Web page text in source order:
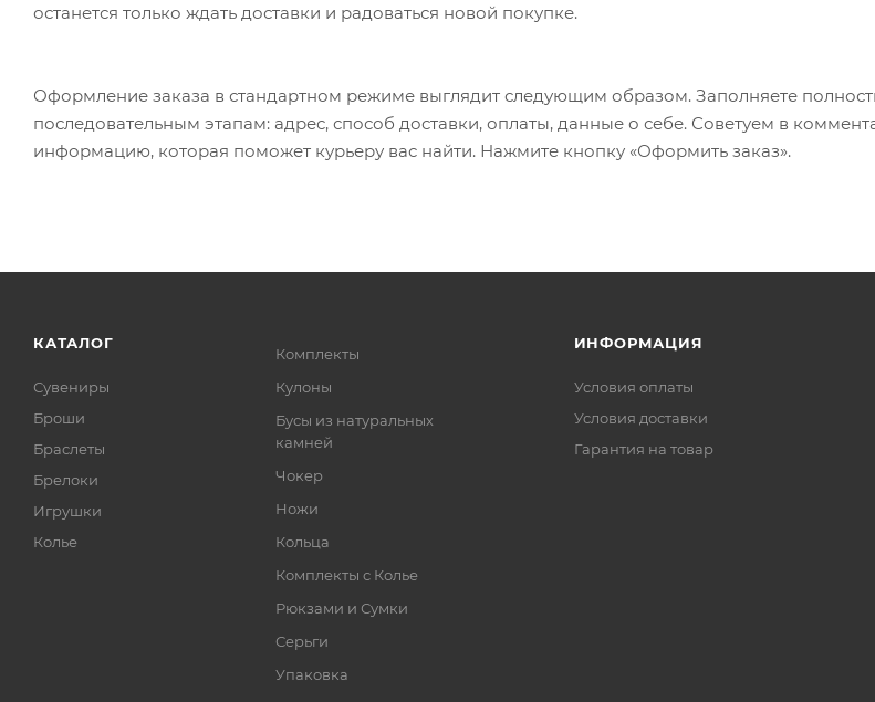
останется только ждать доставки и радоваться новой покупке.
Оформление заказа в стандартном режиме выглядит следующим образом. Заполняете
последовательным этапам: адрес, способ доставки, оплаты, данные о себе. Советуем в
информацию, которая поможет курьеру вас найти. Нажмите кнопку «Оформить заказ».
КАТАЛОГ
Сувениры
Броши
Браслеты
Брелоки
Игрушки
Колье
Комплекты
Кулоны
Бусы из натуральных
камней
Чокер
Ножи
Кольца
Комплекты с Колье
Рюкзами и Сумки
Серьги
Упаковка
ИНФОРМАЦИЯ
Условия оплаты
Условия доставки
Гарантия на товар